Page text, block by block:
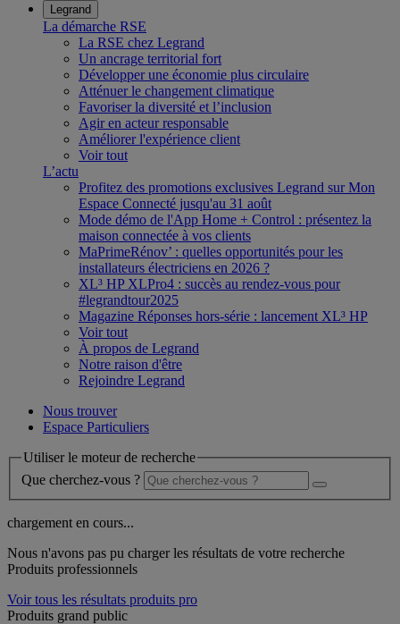
Legrand
La démarche RSE
La RSE chez Legrand
Un ancrage territorial fort
Développer une économie plus circulaire
Atténuer le changement climatique
Favoriser la diversité et l’inclusion
Agir en acteur responsable
Améliorer l'expérience client
Voir tout
L’actu
Profitez des promotions exclusives Legrand sur Mon
Espace Connecté jusqu'au 31 août
Mode démo de l'App Home + Control : présentez la
maison connectée à vos clients
MaPrimeRénov’ : quelles opportunités pour les
installateurs électriciens en 2026 ?
XL³ HP XLPro4 : succès au rendez-vous pour
#legrandtour2025
Magazine Réponses hors-série : lancement XL³ HP
Voir tout
À propos de Legrand
Notre raison d'être
Rejoindre Legrand
Nous trouver
Espace Particuliers
Utiliser le moteur de recherche
Que cherchez-vous ?
chargement en cours...
Nous n'avons pas pu charger les résultats de votre recherche
Produits professionnels
Voir tous les résultats produits pro
Produits grand public